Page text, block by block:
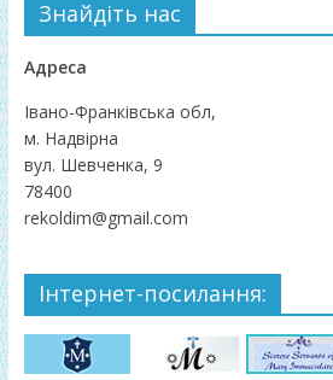
Знайдіть нас
Адреса
Івано-Франківська обл,
м. Надвірна
вул. Шевченка, 9
78400
rekoldim@gmail.com
Інтернет-посилання: